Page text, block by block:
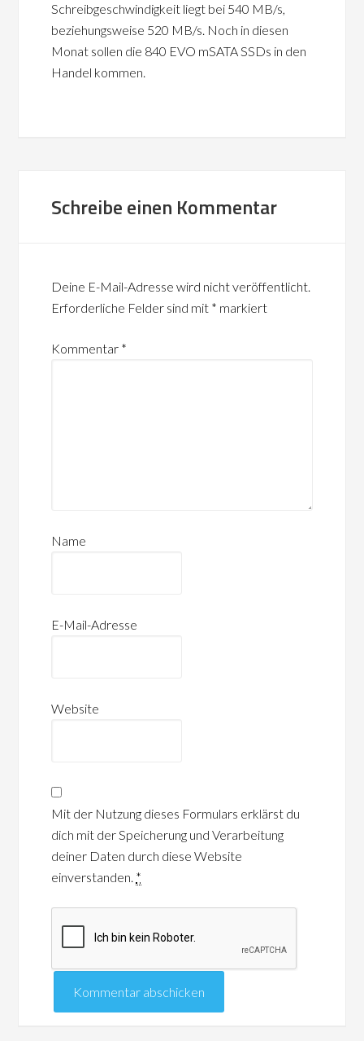
Schreibgeschwindigkeit liegt bei 540 MB/s,
beziehungsweise 520 MB/s. Noch in diesen
Monat sollen die 840 EVO mSATA SSDs in den
Handel kommen.
Schreibe einen Kommentar
Deine E-Mail-Adresse wird nicht veröffentlicht.
Erforderliche Felder sind mit * markiert
Kommentar *
Name
E-Mail-Adresse
Website
Mit der Nutzung dieses Formulars erklärst du
dich mit der Speicherung und Verarbeitung
deiner Daten durch diese Website
einverstanden. *